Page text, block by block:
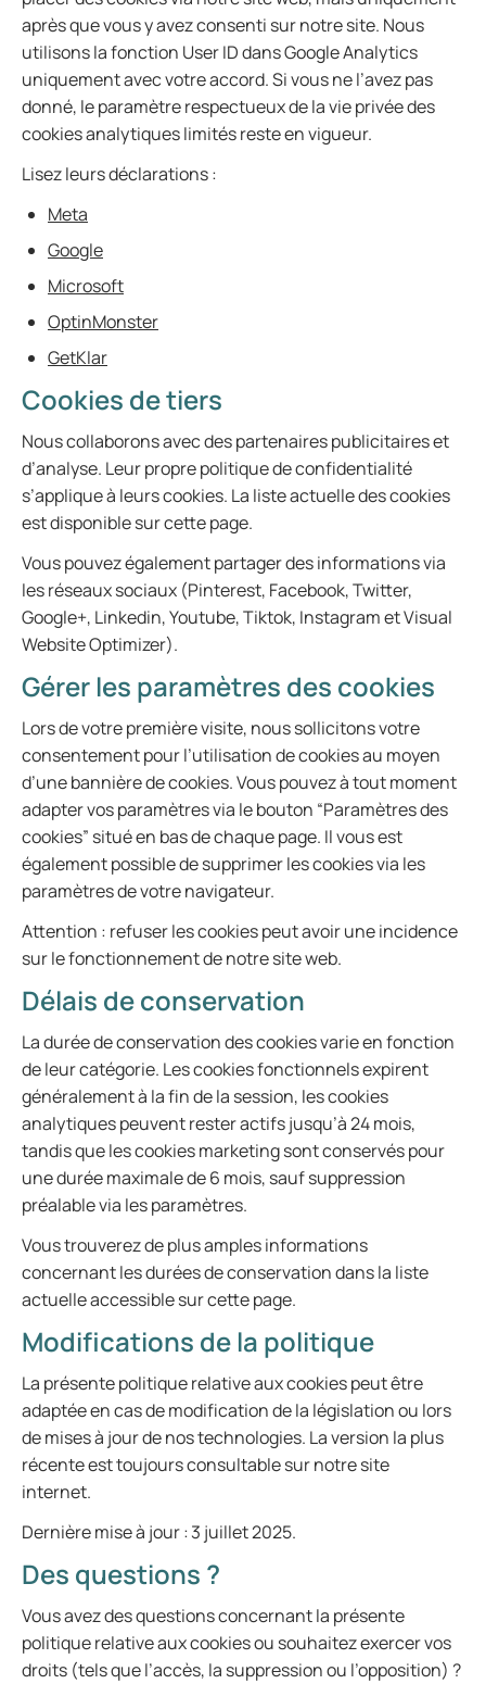
après que vous y avez consenti sur notre site. Nous
utilisons la fonction User ID dans Google Analytics
uniquement avec votre accord. Si vous ne l’avez pas
donné, le paramètre respectueux de la vie privée des
cookies analytiques limités reste en vigueur.
Lisez leurs déclarations :
Meta
Google
Microsoft
OptinMonster
GetKlar
Cookies de tiers
Nous collaborons avec des partenaires publicitaires et
d’analyse. Leur propre politique de confidentialité
s’applique à leurs cookies. La liste actuelle des cookies
est disponible sur cette page.
Vous pouvez également partager des informations via
les réseaux sociaux (Pinterest, Facebook, Twitter,
Google+, Linkedin, Youtube, Tiktok, Instagram et Visual
Website Optimizer).
Gérer les paramètres des cookies
Lors de votre première visite, nous sollicitons votre
consentement pour l’utilisation de cookies au moyen
d’une bannière de cookies. Vous pouvez à tout moment
adapter vos paramètres via le bouton “Paramètres des
cookies” situé en bas de chaque page. Il vous est
également possible de supprimer les cookies via les
paramètres de votre navigateur.
Attention : refuser les cookies peut avoir une incidence
sur le fonctionnement de notre site web.
Délais de conservation
La durée de conservation des cookies varie en fonction
de leur catégorie. Les cookies fonctionnels expirent
généralement à la fin de la session, les cookies
analytiques peuvent rester actifs jusqu’à 24 mois,
tandis que les cookies marketing sont conservés pour
une durée maximale de 6 mois, sauf suppression
préalable via les paramètres.
Vous trouverez de plus amples informations
concernant les durées de conservation dans la liste
actuelle accessible sur cette page.
Modifications de la politique
La présente politique relative aux cookies peut être
adaptée en cas de modification de la législation ou lors
de mises à jour de nos technologies. La version la plus
récente est toujours consultable sur notre site
internet.
Dernière mise à jour : 3 juillet 2025.
Des questions ?
Vous avez des questions concernant la présente
politique relative aux cookies ou souhaitez exercer vos
droits (tels que l’accès, la suppression ou l’opposition) ?